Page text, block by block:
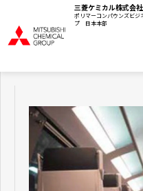
三菱ケミカル株式会社
ポリマーコンパウンズビジ
プ 日本本部
我
用
機能・